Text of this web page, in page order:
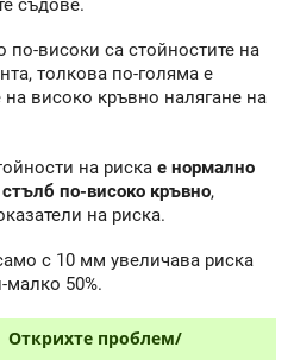
съдове.
по-високи са стойностите на
толкова по-голяма е
на високо кръвно налягане на
на риска е нормално
по-високо кръвно,
на риска.
с 10 мм увеличава риска
малко 50%.
Открихте проблем/